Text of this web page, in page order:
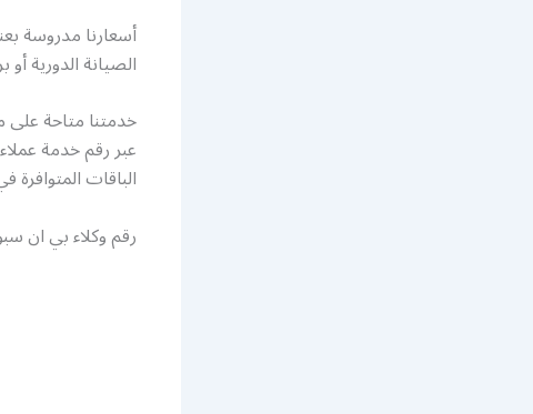
أسعارنا مدروسة
الصيانة الدورية
عبر رقم خدمة
الباقات
رقم وكلاء بي ان